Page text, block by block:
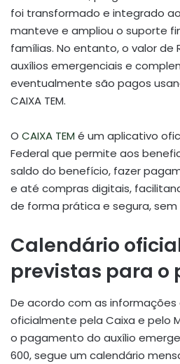
foi transformado e integrado ao
manteve e ampliou o suporte
famílias. No entanto, o valor de
auxílios emergenciais e
eventualmente são pagos
CAIXA TEM.
O CAIXA TEM é um aplicativo
Federal que permite aos
saldo do benefício, fazer
e até compras digitais,
de forma prática e segura, sem
Calendário
previstas para o
De acordo com as informações
oficialmente pela Caixa e pelo
o pagamento do auxílio
600, segue um calendário